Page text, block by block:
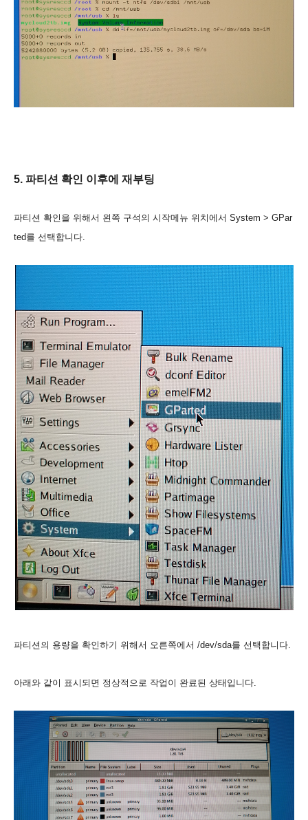
5. 파티션 확인 이후에 재부팅
파티션 확인을 위해서 왼쪽 구석의 시작메뉴 위치에서 System > GPar
ted를 선택합니다.
파티션의 용량을 확인하기 위해서 오른쪽에서 /dev/sda를 선택합니다.
아래와 같이 표시되면 정상적으로 작업이 완료된 상태입니다.